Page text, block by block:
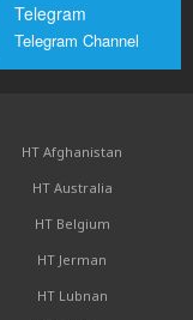
Telegram
Telegram Channel
HT Afghanistan
HT Australia
HT Belgium
HT Jerman
HT Lubnan